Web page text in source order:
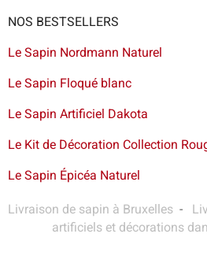
NOS BESTSELLERS
Le Sapin Nordmann Naturel
Le Sapin Floqué blanc
Le Sapin Artificiel Dakota
Le Kit de Décoration Collection
Le Sapin Épicéa Naturel
Livraison de sapin à Bruxelles -
artificiels et décorations